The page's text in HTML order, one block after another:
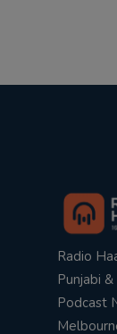
Radio
Punjabi
Podcast